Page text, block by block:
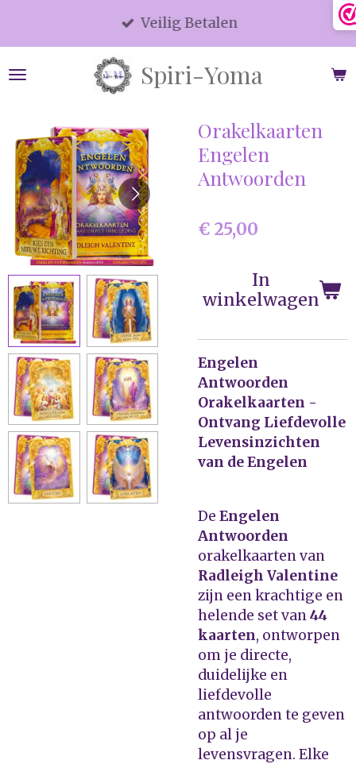
de
Spiri-Yoma
Veilig Betalen
Orakelkaarten
Engelen
Antwoorden
€ 25,00
In
winkelwagen
Engelen
Antwoorden
Orakelkaarten -
Ontvang Liefdevolle
Levensinzichten
van de Engelen
De Engelen
Antwoorden
orakelkaarten van
Radleigh Valentine
zijn een krachtige en
helende set van44
kaarten, ontworpen
om je directe,
duidelijke en
liefdevolle
antwoorden te geven
op al je
levensvragen. Elke